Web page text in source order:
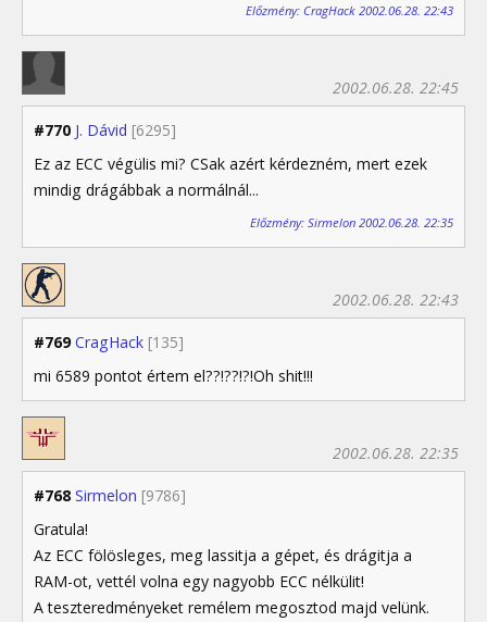
Előzmény: CragHack 2002.06.28. 22:43
#770 J. Dávid [6295]
2002.06.28. 22:45
Ez az ECC végülis mi? CSak azért kérdezném, mert ezek
mindig drágábbak a normálnál...
Előzmény: Sirmelon 2002.06.28. 22:35
#769 CragHack [135]
2002.06.28. 22:43
mi 6589 pontot értem el??!??!?!Oh shit!!!
#768 Sirmelon [9786]
2002.06.28. 22:35
Gratula!
Az ECC fölösleges, meg lassitja a gépet, és drágitja a
RAM-ot, vettél volna egy nagyobb ECC nélkülit!
A teszteredményeket remélem megosztod majd velünk.